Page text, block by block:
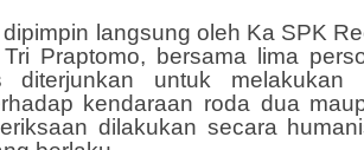
langsung oleh Ka SPK
Praptomo, bersama lima
diterjunkan untuk melakukan
kendaraan roda dua
dilakukan secara